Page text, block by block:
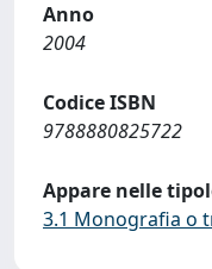
Anno
2004
Codice ISBN
9788880825722
Appare nelle
3.1 Monografia o